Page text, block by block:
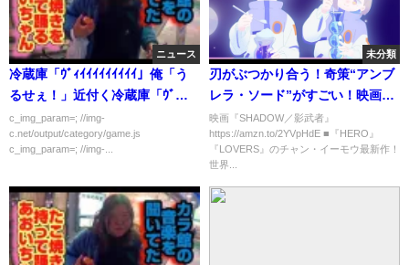
ニュース
冷蔵庫「ｳﾞｨｲｲｲｲｲｲｲｲｲ」俺「う
るせぇ！」近付く冷蔵庫「ｳﾞ
…」
c_img_param=; //img-
c.net/output/category/game.js
c_img_param=; //img-...
未分類
刃がぶつかり合う！奇策“アンブ
レラ・ソード”がすごい！映画
『SHADOW／影武者』本編映像
映画『SHADOW／影武者』
https://amzn.to/2YVpHdE ■『HERO』
『LOVERS』のチャン・イーモウ最新作！
世界...